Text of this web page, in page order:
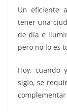
Un eficiente
tener una
de día e
pero no lo es
Hoy, cuando
siglo, se